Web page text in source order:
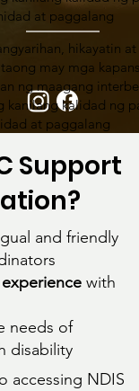
at paggalang
hikayatin
may mga
ng maagang
kanilang kalidad ng
at paggalang
Support
and friendly
with
needs of
disability
accessing NDIS